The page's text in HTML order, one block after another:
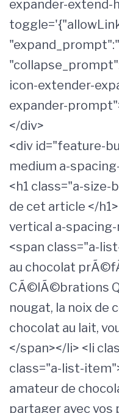
expander-extend-
icon-extender-
expander-
</div>
<div id="feature-
medium a-
<h1 class="a-size-
de cet article </
vertical a-
<span class="a-
au chocolat
CÃ©lÃ©brations
nougat, la noix de
chocolat au lait,
</span></li> <li
class="a-list-
amateur de
partager avec vos